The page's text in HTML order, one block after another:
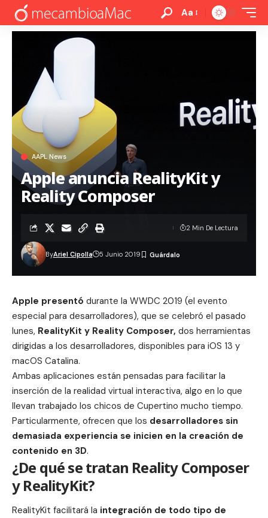
Aa
AAPL News
Apple anuncia RealityKit y
Reality Composer
ByAriel Cipolla 5 Junio 2019
2 Min De Lectura
Apple presentó durante la WWDC 2019 (el evento
especial para desarrolladores), que se celebró el pasado
lunes, RealityKit y Reality Composer, dos herramientas
dirigidas a los desarrolladores, disponibles para iOS 13 y
macOS Catalina.
Ambas aplicaciones están pensadas para facilitar la
inserción de la realidad virtual interactiva, algo en lo que
llevan trabajado los chicos de Cupertino mucho tiempo.
Particularmente, ofrecen que los desarrolladores sin
demasiada experiencia se inicien en la creación de
contenido en 3D.
¿De qué se tratan Reality Composer
y RealityKit?
RealityKit facilitará la integración de todo tipo de